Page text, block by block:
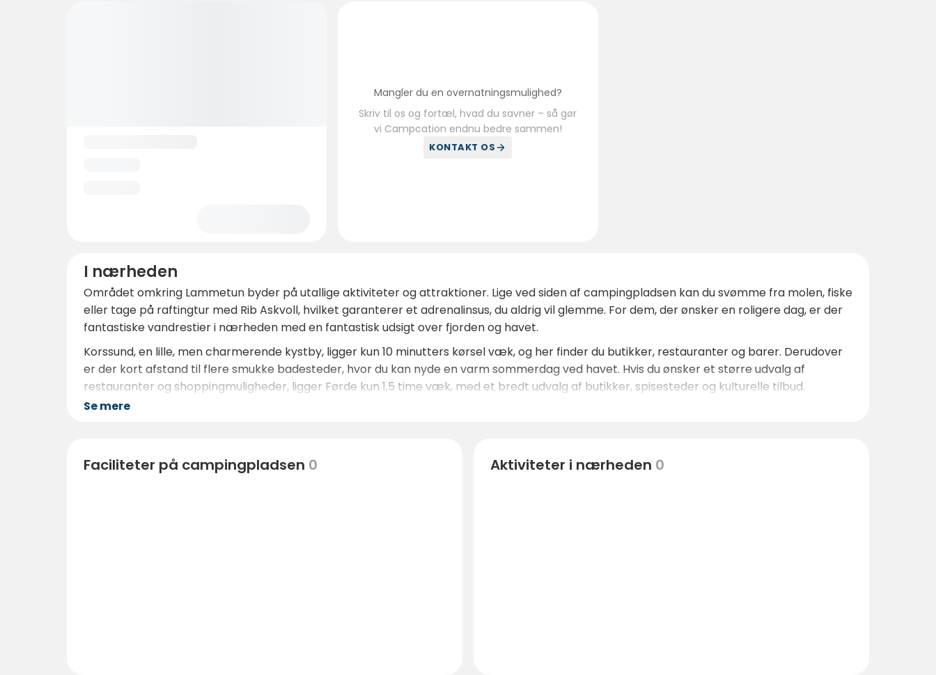
Mangler du en overnatningsmulighed?
Skriv til os og fortæl, hvad du savner – så gør
vi Campcation endnu bedre sammen!
KONTAKT OS
I nærheden
Området omkring Lammetun byder på utallige aktiviteter og attraktioner. Lige ved siden af ​​campingpladsen kan du svømme fra molen, fiske
eller tage på raftingtur med Rib Askvoll, hvilket garanterer et adrenalinsus, du aldrig vil glemme. For dem, der ønsker en roligere dag, er der
fantastiske vandrestier i nærheden med en fantastisk udsigt over fjorden og havet.
Korssund, en lille, men charmerende kystby, ligger kun 10 minutters kørsel væk, og her finder du butikker, restauranter og barer. Derudover
er der kort afstand til flere smukke badesteder, hvor du kan nyde en varm sommerdag ved havet. Hvis du ønsker et større udvalg af
restauranter og shoppingmuligheder, ligger Førde kun 1,5 time væk, med et bredt udvalg af butikker, spisesteder og kulturelle tilbud.
Se mere
Faciliteter på campingpladsen 0 Aktiviteter i nærheden 0